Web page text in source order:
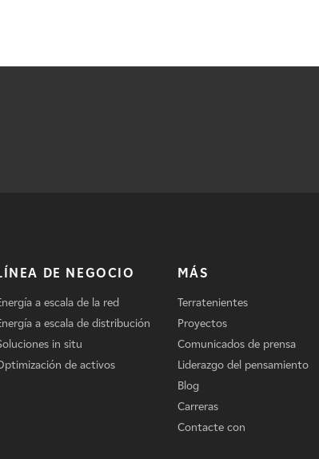
DE NEGOCIO
a escala de la red
a escala de distribución
in situ
de activos
MÁS
Terratenientes
Proyectos
Comunicados de prensa
Liderazgo del pensamiento
Blog
Carreras
Contacte con